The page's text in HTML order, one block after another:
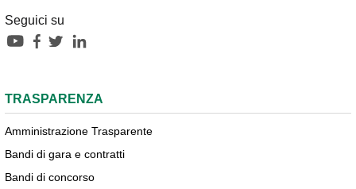
Seguici su
TRASPARENZA
Amministrazione Trasparente
Bandi di gara e contratti
Bandi di concorso